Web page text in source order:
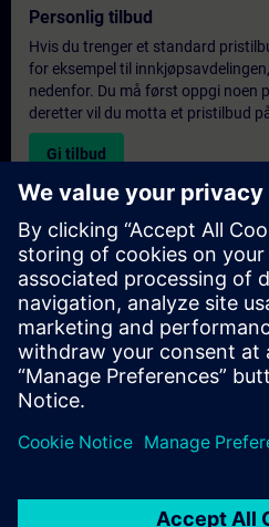
Personlig tilbud
Hvis du trenger et standard
for eksempel til
nedenfor. Du må først oppgi noen
deretter vil du motta et pristilbud
Gi tilbud
Forespørsel om eksklusiv
Fyll ut skjemaet nedenfor hvis du
eksklusivt kurs, enten på stedet,
kurssenter. Denne typen
personer eller flere). Etter at du
og kursbehov, vil du motta et
Be om eksklusivt tilbud